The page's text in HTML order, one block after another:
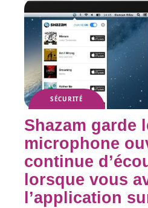
SÉCURITÉ
Shazam garde
microphone
continue
lorsque vous
l’application